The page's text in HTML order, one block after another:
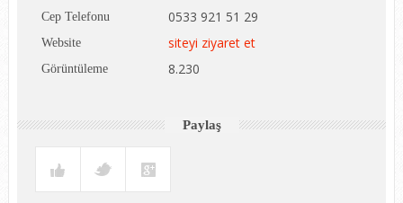
Cep Telefonu 0533 921 51 29
Website siteyi ziyaret et
Görüntüleme 8.230
Paylaş